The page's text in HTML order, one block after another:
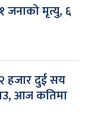
जनाको मृत्यु, ६
हजार दुई सय
आज कतिमा